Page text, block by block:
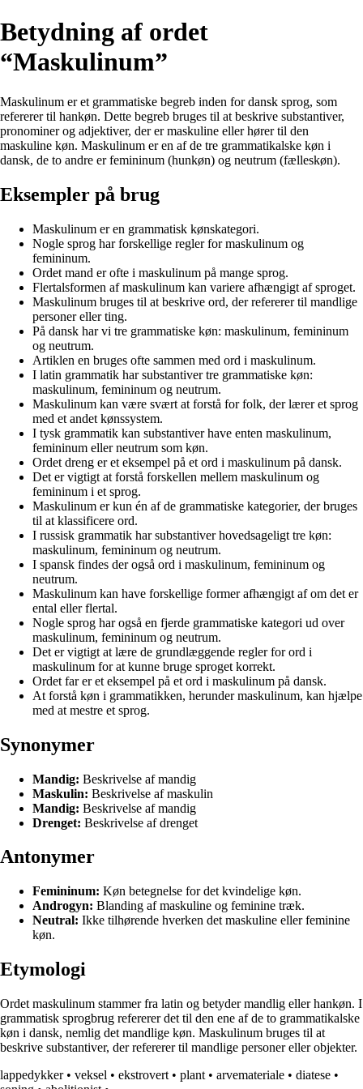
Betydning af ordet
“Maskulinum”
Maskulinum er et grammatiske begreb inden for dansk sprog, som
refererer til hankøn. Dette begreb bruges til at beskrive substantiver,
pronominer og adjektiver, der er maskuline eller hører til den
maskuline køn. Maskulinum er en af de tre grammatikalske køn i
dansk, de to andre er femininum (hunkøn) og neutrum (fælleskøn).
Eksempler på brug
Maskulinum er en grammatisk kønskategori.
Nogle sprog har forskellige regler for maskulinum og
femininum.
Ordet mand er ofte i maskulinum på mange sprog.
Flertalsformen af maskulinum kan variere afhængigt af sproget.
Maskulinum bruges til at beskrive ord, der refererer til mandlige
personer eller ting.
På dansk har vi tre grammatiske køn: maskulinum, femininum
og neutrum.
Artiklen en bruges ofte sammen med ord i maskulinum.
I latin grammatik har substantiver tre grammatiske køn:
maskulinum, femininum og neutrum.
Maskulinum kan være svært at forstå for folk, der lærer et sprog
med et andet kønssystem.
I tysk grammatik kan substantiver have enten maskulinum,
femininum eller neutrum som køn.
Ordet dreng er et eksempel på et ord i maskulinum på dansk.
Det er vigtigt at forstå forskellen mellem maskulinum og
femininum i et sprog.
Maskulinum er kun én af de grammatiske kategorier, der bruges
til at klassificere ord.
I russisk grammatik har substantiver hovedsageligt tre køn:
maskulinum, femininum og neutrum.
I spansk findes der også ord i maskulinum, femininum og
neutrum.
Maskulinum kan have forskellige former afhængigt af om det er
ental eller flertal.
Nogle sprog har også en fjerde grammatiske kategori ud over
maskulinum, femininum og neutrum.
Det er vigtigt at lære de grundlæggende regler for ord i
maskulinum for at kunne bruge sproget korrekt.
Ordet far er et eksempel på et ord i maskulinum på dansk.
At forstå køn i grammatikken, herunder maskulinum, kan hjælpe
med at mestre et sprog.
Synonymer
Mandig: Beskrivelse af mandig
Maskulin: Beskrivelse af maskulin
Mandig: Beskrivelse af mandig
Drenget: Beskrivelse af drenget
Antonymer
Femininum: Køn betegnelse for det kvindelige køn.
Androgyn: Blanding af maskuline og feminine træk.
Neutral: Ikke tilhørende hverken det maskuline eller feminine
køn.
Etymologi
Ordet maskulinum stammer fra latin og betyder mandlig eller hankøn. I
grammatisk sprogbrug refererer det til den ene af de to grammatikalske
køn i dansk, nemlig det mandlige køn. Maskulinum bruges til at
beskrive substantiver, der refererer til mandlige personer eller objekter.
lappedykker• veksel • ekstrovert • plant • arvemateriale • diatese •